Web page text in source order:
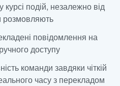
курсі подій, незалежно від
розмовляють
повідомлення на
доступу
команди завдяки чіткій
часу з перекладом